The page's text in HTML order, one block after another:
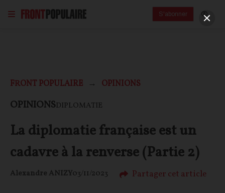
S'abonner
FRONT POPULAIRE OPINIONS
OPINIONSDIPLOMATIE
La diplomatie française est un
cadavre à la renverse (Partie 2)
Alexandre ANIZY03/11/2023 Partager cet article